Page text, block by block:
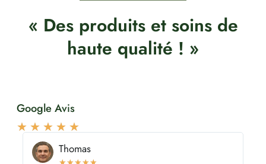
« Des produits et soins de
haute qualité ! »
Google Avis
★ ★ ★ ★ ★
Thomas
★★★★★